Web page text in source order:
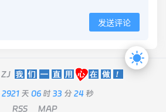
发送评论
ZJ
2921 天 06 时 33 分 24秒
RSS
MAP